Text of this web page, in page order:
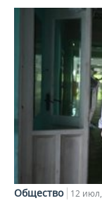
Общество 12